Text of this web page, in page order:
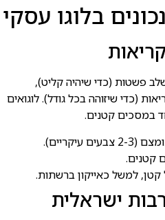
בלוגו עסקי
ב-2026 צריך לשלב פשטות (כדי שיהיה קליט),
(כדי שיזוהה בכל גודל). לוגואים
במסכים קטנים.
קטנים.
קטן, למשל כאייקון ברשתות.
ישראלית